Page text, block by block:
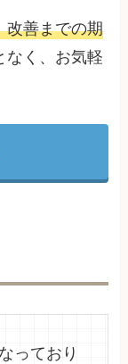
改善までの期
なく、お気軽
っており